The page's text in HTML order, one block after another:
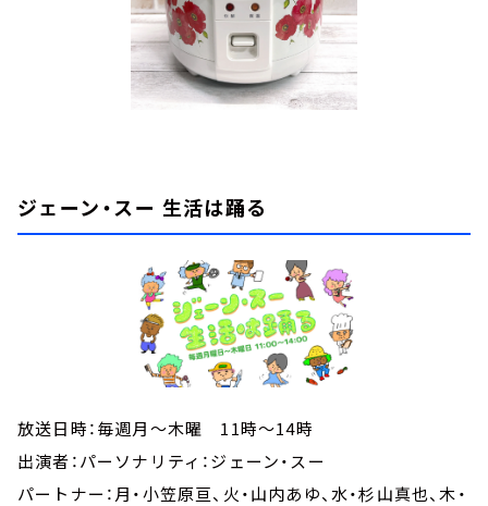
ジェーン・スー 生活は踊る
放送日時：毎週月～木曜 11時～14時
出演者：パーソナリティ：ジェーン・スー
パートナー：月・小笠原亘、火・山内あゆ、水・杉山真也、木・